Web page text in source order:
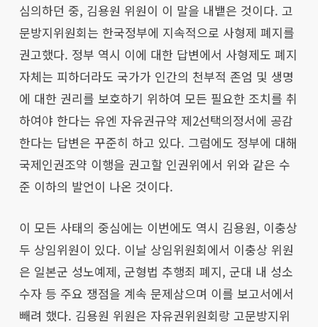
심의하던 중, 김용원 위원이 이 말을 내뱉은 것이다. 고
문방지위원회는 한국정부에 지속적으로 사형제 폐지를
권고했다. 정부 역시 이에 대한 답변에서 사형제도 폐지
자체는 피하더라도 국가가 인간의 천부적 존엄 및 생명
에 대한 권리를 보호하기 위하여 모든 필요한 조치를 취
하여야 한다는 유엔 자유권규약 제2선택의정서에 공감
한다는 답변은 꾸준히 하고 있다. 그럼에도 정부에 대해
국제인권조약 이행을 권고할 인권위에서 위와 같은 수
준 이하의 발언이 나온 것이다.
이 모든 사태의 중심에는 이번에도 역시 김용원, 이충상
두 상임위원이 있다. 이날 상임위원회에서 이충상 위원
은 일본군 성노예제, 군형법 추행죄 폐지, 군대 내 성소
수자 등 주요 쟁점을 계속 문제삼으며 이를 보고서에서
빼려 했다. 김용원 위원은 자유권위원회랑 고문방지위